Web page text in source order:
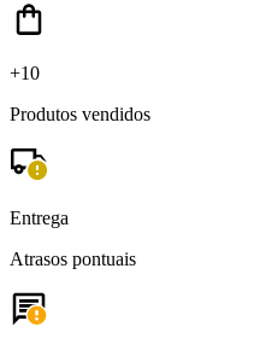
+10
Produtos vendidos
Entrega
Atrasos pontuais